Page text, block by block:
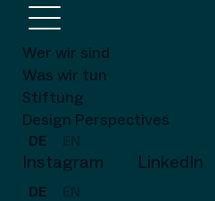
Wer wir sind
Was wir tun
Stiftung
Design Perspectives
DE
Instagram LinkedIn
DE